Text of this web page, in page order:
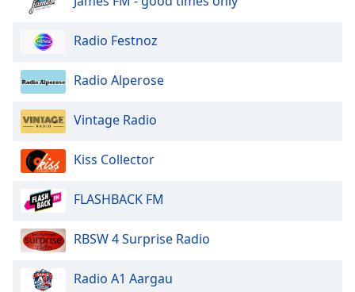
Family
Reset
Done
Close
Dialog
End
dialog
Radio Festnoz
Radio Alperose
Vintage Radio
Kiss Collector
FLASHBACK FM
RBSW 4 Surprise Radio
Radio A1 Aargau